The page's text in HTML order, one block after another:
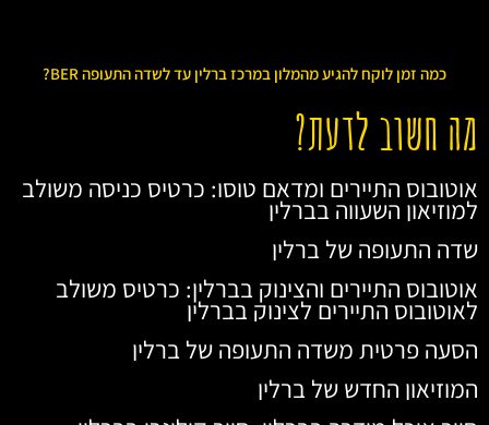
כמה זמן לוקח להגיע מהמלון במרכז ברלין עד לשדה התעופה BER?
מה חשוב לדעת?
אוטובוס התיירים ומדאם טוסו: כרטיס כניסה משולב
למוזיאון השעווה בברלין
שדה התעופה של ברלין
אוטובוס התיירים והצינוק בברלין: כרטיס משולב
לאוטובוס התיירים לצינוק בברלין
הסעה פרטית משדה התעופה של ברלין
המוזיאון החדש של ברלין